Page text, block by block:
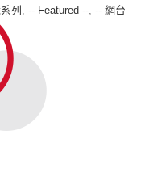
列 , -- Featured --, -- 網台